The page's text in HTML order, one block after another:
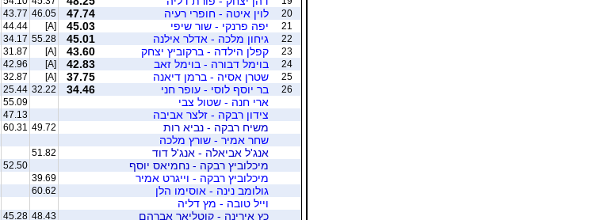
20
לוין איטה - חופרי רעיה 47.74
46.05
43.77
21
יפה פרנקי - שור שיפי 45.03
[A]
44.44
22
גיחון מלכה - אדלר אילנה 45.01
55.28
34.17
23
קפלן הילדה - ברקוביץ יצחק 43.60
[A]
31.87
24
בוימל דבורה - בוימל זאב 42.83
[A]
42.96
25
שטרן אסיה - ברמן דיאנה 37.75
[A]
32.87
26
בר יוסף לוסי - עופר חני 34.46
32.22
25.44
ארי חנה - שטול צבי 55.09
צידון רבקה - זלצר אביבה 47.13
משיח רבקה - נביא רות 49.72
60.31
שחר אמיר - שורץ מלכה
אנג'ל אביאלה - אנג'ל דוד 51.82
מיכלוביץ רבקה - נחמיאס יוסף 52.50
מיכלוביץ רבקה - וייגרט אמיר 39.69
גולומב נינה - אוסימו הלן 60.62
וייל טובה - מץ דליה
כץ אירינה - קוטליאר אברהם 48.43
45.28